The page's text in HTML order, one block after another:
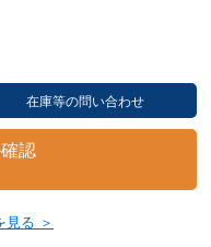
在庫等の問い合わせ
認
見る ＞